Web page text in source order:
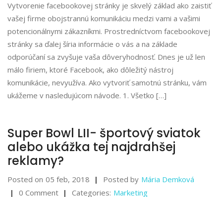
Vytvorenie facebookovej stránky je skvelý základ ako zaistiť
vašej firme obojstrannú komunikáciu medzi vami a vašimi
potencionálnymi zákazníkmi. Prostredníctvom facebookovej
stránky sa ďalej šíria informácie o vás a na základe
odporúčaní sa zvyšuje vaša dôveryhodnosť. Dnes je už len
málo firiem, ktoré Facebook, ako dôležitý nástroj
komunikácie, nevyužíva. Ako vytvoriť samotnú stránku, vám
ukážeme v nasledujúcom návode. 1. Všetko […]
Super Bowl LII- športový sviatok
alebo ukážka tej najdrahšej
reklamy?
Posted on 05 feb, 2018 Posted by Mária Demková
0 Comment
Categories: Marketing